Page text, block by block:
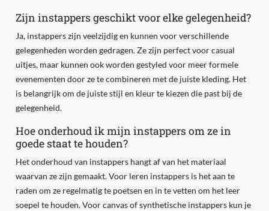
Zijn instappers geschikt voor elke gelegenheid?
Ja, instappers zijn veelzijdig en kunnen voor verschillende
gelegenheden worden gedragen. Ze zijn perfect voor casual
uitjes, maar kunnen ook worden gestyled voor meer formele
evenementen door ze te combineren met de juiste kleding. Het
is belangrijk om de juiste stijl en kleur te kiezen die past bij de
gelegenheid.
Hoe onderhoud ik mijn instappers om ze in
goede staat te houden?
Het onderhoud van instappers hangt af van het materiaal
waarvan ze zijn gemaakt. Voor leren instappers is het aan te
raden om ze regelmatig te poetsen en in te vetten om het leer
soepel te houden. Voor canvas of synthetische instappers kun je